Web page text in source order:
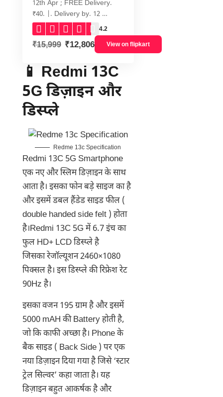
12th Apr ; FREE Delivery.
₹40. |. Delivery by. 12 …
4.2
₹15,999 ₹12,806 View on flipkart
📱 Redmi 13C
5G डिज़ाइन और
डिस्प्ले
Redme 13c Specification
Redmi 13C 5G Smartphone
एक नए और स्लिम डिज़ाइन के साथ
आता है। इसका फोन बड़े साइज का है
और इसमें डबल हैंडेड साइड फील (
double handed side felt ) होता
है।Redmi 13C 5G में 6.7 इंच का
फुल HD+ LCD डिस्प्ले है
जिसका रेजॉल्यूशन 2460×1080
पिक्सल है। इस डिस्प्ले की रिफ्रेश रेट
90Hz है।
इसका वजन 195 ग्राम है और इसमें
5000 mAH की Battery होती है,
जो कि काफी अच्छा है। Phone के
बैक साइड ( Back Side ) पर एक
नया डिज़ाइन दिया गया है जिसे ‘स्टार
ट्रेल सिल्वर’ कहा जाता है। यह
डिज़ाइन बहुत आकर्षक है और